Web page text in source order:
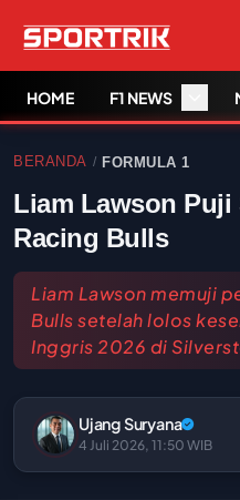
HOME F1 NEWS
BERANDA / FORMULA 1
Liam Lawson Puji
Racing Bulls
Liam Lawson memuji
Bulls setelah lolos
Inggris 2026 di
Ujang Suryana
4 Juli 2026, 11:50 WIB